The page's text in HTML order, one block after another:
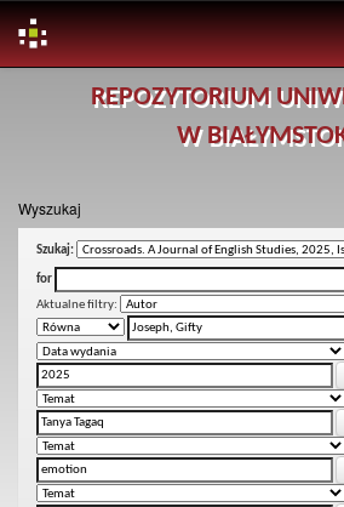
REPOZYTORIUM
W
Wyszukaj
Szukaj:
for
Aktualne filtry: